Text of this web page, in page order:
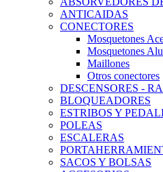
ANTICAIDAS
CONECTORES
Mosquetones
Mosquetones
Maillones
Otros conectores
DESCENSORES -
BLOQUEADORES
ESTRIBOS Y
POLEAS
ESCALERAS
SACOS Y BOLSAS